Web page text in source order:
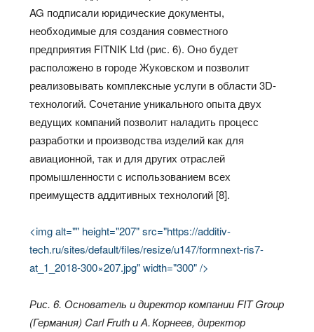
AG подписали юридические документы,
необходимые для создания совместного
предприятия FITNIK Ltd (рис. 6). Оно будет
расположено в городе Жуковском и позволит
реализовывать комплексные услуги в области 3D-
технологий. Сочетание уникального опыта двух
ведущих компаний позволит наладить процесс
разработки и производства изделий как для
авиационной, так и для других отраслей
промышленности с использованием всех
преимуществ аддитивных технологий [8].
<img alt="" height="207" src="https://additiv-
tech.ru/sites/default/files/resize/u147/formnext-ris7-
at_1_2018-300×207.jpg" width="300" />
Рис. 6. Основатель и директор компании FIT Group
(Германия) Carl Fruth и А. Корнеев, директор